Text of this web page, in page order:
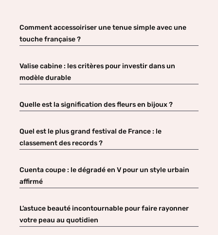
Comment accessoiriser une tenue simple avec une
touche française ?
Valise cabine : les critères pour investir dans un
modèle durable
Quelle est la signification des fleurs en bijoux ?
Quel est le plus grand festival de France : le
classement des records ?
Cuenta coupe : le dégradé en V pour un style urbain
affirmé
L’astuce beauté incontournable pour faire rayonner
votre peau au quotidien